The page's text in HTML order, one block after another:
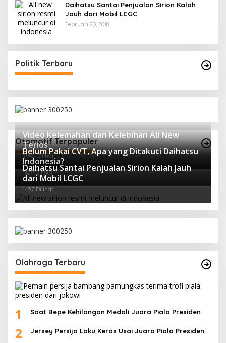
Daihatsu Santai Penjualan Sirion Kalah
Jauh dari Mobil LCGC
Februari 20, 2018
Politik Terbaru
Otomotif Terpopuler
Video Kelemahan dan Kelebihan All New
Terios
2942 Dilihat
Belum Pakai CVT, Apa yang Ditakuti Daihatsu
Indonesia?
1629 Dilihat
Daihatsu Santai Penjualan Sirion Kalah Jauh
dari Mobil LCGC
1457 Dilihat
Olahraga Terbaru
1 Saat Bepe Kehilangan Medali Juara Piala Presiden
2 Jersey Persija Laku Keras Usai Juara Piala Presiden